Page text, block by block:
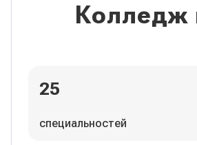
Колледж
25
специальностей